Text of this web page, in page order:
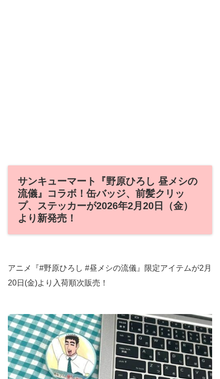
サンキューマート『野原ひろし 昼メシの
流儀』コラボ！缶バッジ、前髪クリッ
プ、ステッカーが2026年2月20日（金）
より新発売！
アニメ『#野原ひろし #昼メシの流儀』限定アイテムが2月
20日(金)より入荷順次販売！